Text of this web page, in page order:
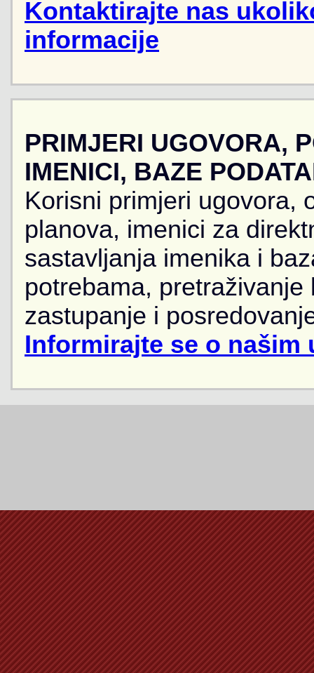
Kontaktirajte nas
informacije
PRIMJERI UGOVORA,
IMENICI, BAZE
Korisni primjeri ugovora,
planova, imenici za
sastavljanja imenika i
potrebama,
zastupanje i
Informirajte se o našim